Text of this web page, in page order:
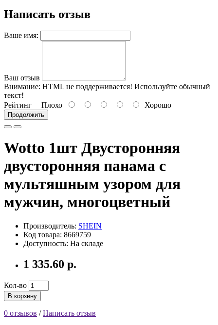
Написать отзыв
Ваше имя:
Ваш отзыв
Внимание: HTML не поддерживается! Используйте обычный
текст!
Рейтинг Плохо Хорошо
Продолжить
Wotto 1шт Двусторонняя
двусторонняя панама с
мультяшным узором для
мужчин, многоцветный
Производитель: SHEIN
Код товара: 8669759
Доступность: На складе
1 335.60 р.
Кол-во
В корзину
0 отзывов /Написать отзыв